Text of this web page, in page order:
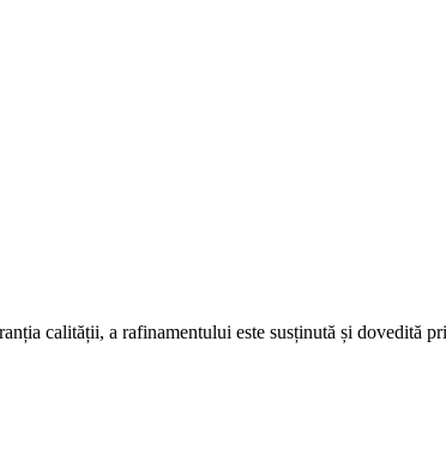
calității, a rafinamentului este susținută și dovedită